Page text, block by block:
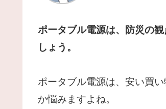
ポータブル電源は、防災の
しょう。
ポータブル電源は、安い買
か悩みますよね。